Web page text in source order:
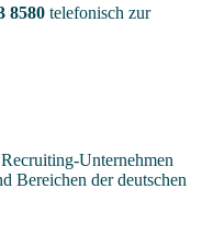
8580 telefonisch zur
Unternehmen
Bereichen der deutschen